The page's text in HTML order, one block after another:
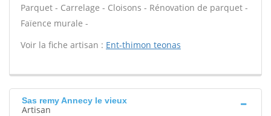
Parquet - Carrelage - Cloisons - Rénovation de parquet -
Faïence murale -
Voir la fiche artisan : Ent-thimon teonas
Sas remy Annecy le vieux
Artisan